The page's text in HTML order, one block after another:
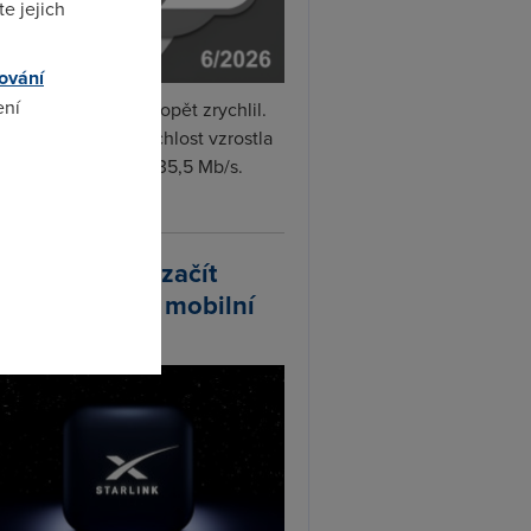
internet v červnu opět zrychlil.
naměřená rychlost vzrostla
o 4 % na 35,5 Mb/s.
plánuje začít
vlastní mobilní
jejich